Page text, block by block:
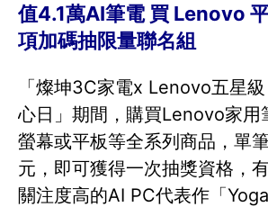
值4.1萬AI筆電 買 Lenovo
項加碼抽限量聯名組
「燦坤3C家電x Lenovo五星
心日」期間，購買Lenovo家用
螢幕或平板等全系列商品，單
元，即可獲得一次抽獎資格，
關注度高的AI PC代表作「